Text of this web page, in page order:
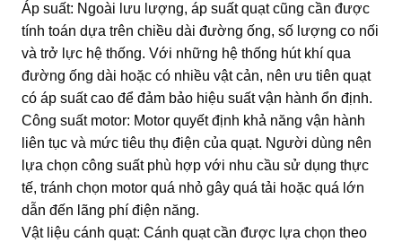
Áp suất: Ngoài lưu lượng, áp suất quạt cũng cần được
tính toán dựa trên chiều dài đường ống, số lượng co nối
và trở lực hệ thống. Với những hệ thống hút khí qua
đường ống dài hoặc có nhiều vật cản, nên ưu tiên quạt
có áp suất cao để đảm bảo hiệu suất vận hành ổn định.
Công suất motor: Motor quyết định khả năng vận hành
liên tục và mức tiêu thụ điện của quạt. Người dùng nên
lựa chọn công suất phù hợp với nhu cầu sử dụng thực
tế, tránh chọn motor quá nhỏ gây quá tải hoặc quá lớn
dẫn đến lãng phí điện năng.
Vật liệu cánh quạt: Cánh quạt cần được lựa chọn theo